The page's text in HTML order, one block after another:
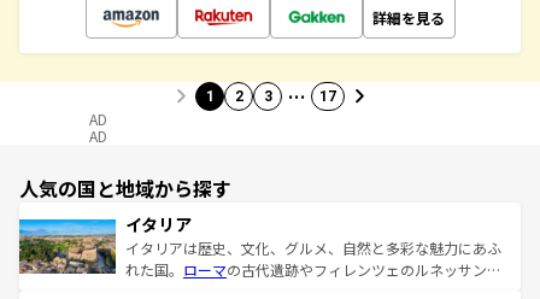
詳細を見る
1 2 3 … 17
AD
AD
人気の国と地域から探す
イタリア
イタリアは歴史、文化、グルメ、自然と多彩な魅力にあふ
れた国。 ローマの古代遺跡やフィレンツェのルネッサンス